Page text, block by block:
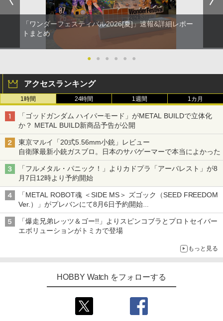
「ワンダーフェスティバル2026[夏]」速報&詳細レポー
トまとめ
● ● ● ● ● ●
アクセスランキング
1時間 24時間 1週間 1カ月
「ゴッドガンダム ハイパーモード」がMETAL BUILDで立体化
か？ METAL BUILD新商品予告が公開
東京マルイ「20式5.56mm小銃」レビュー
自衛隊最新小銃ガスブロ。日本のサバゲーマーで本当によかった
「フルメタル・パニック！」よりカドプラ「アーバレスト」が8
月7日12時より予約開始
「METAL ROBOT魂 ＜SIDE MS＞ ズゴック（SEED FREEDOM
Ver.）」がプレバンにて8月6日予約開始
「METAL ROBOT魂 ＜SIDE MS＞ キャバリアーアイフリッド」
も同時予約開始
「爆走兄弟レッツ＆ゴー!!」よりスピンコブラとプロトセイバー
エボリューションがトミカで登場
もっと見る
HOBBY Watch をフォローする